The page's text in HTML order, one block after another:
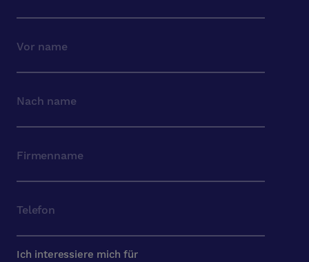
Ich interessiere mich für